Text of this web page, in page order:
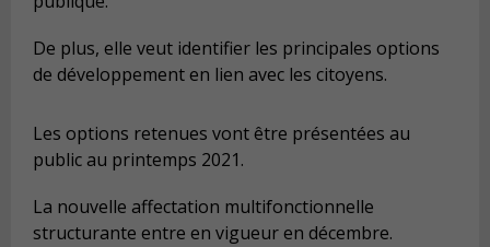
De plus, elle veut identifier les principales options
de développement en lien avec les citoyens.
Les options retenues vont être présentées au
public au printemps 2021.
La nouvelle affectation multifonctionnelle
structurante entre en vigueur en décembre.